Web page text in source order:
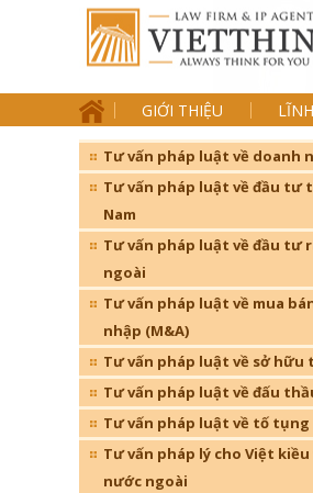
GIỚI THIỆU
Tư vấn pháp luật về doanh
Tư vấn pháp luật về đầu tư
Nam
Tư vấn pháp luật về đầu tư
ngoài
Tư vấn pháp luật về mua
nhập (M&A)
Tư vấn pháp luật về sở hữu
Tư vấn pháp luật về đấu
Tư vấn pháp luật về tố tụng
Tư vấn pháp lý cho Việt
nước ngoài